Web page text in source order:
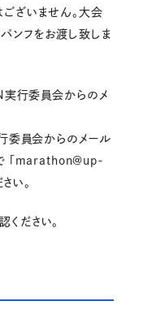
ざいません。大会
ンフをお渡し致しま
実行委員会からのメ
委員会からのメール
「marathon@up-
い。
ください。